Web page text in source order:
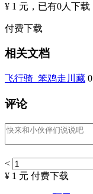
¥ 1 元 ，已有0人下载
付费下载
相关文档
飞行骑_笨鸡走川藏 0
评论
<
¥ 1 元 付费下载